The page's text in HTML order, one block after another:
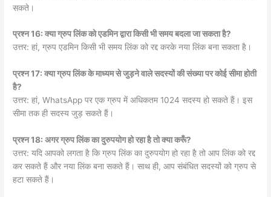
सकते।
प्रश्न 16: क्या ग्रुप लिंक को एडमिन द्वारा किसी भी समय बदला जा सकता है?
उत्तर: हां, ग्रुप एडमिन किसी भी समय लिंक को रद्द करके नया लिंक बना सकता है।
प्रश्न 17: क्या ग्रुप लिंक के माध्यम से जुड़ने वाले सदस्यों की संख्या पर कोई सीमा होती
है?
उत्तर: हां, WhatsApp पर एक ग्रुप में अधिकतम 1024 सदस्य हो सकते हैं। इस
सीमा तक ही सदस्य जुड़ सकते हैं।
प्रश्न 18: अगर ग्रुप लिंक का दुरुपयोग हो रहा है तो क्या करूँ?
उत्तर: यदि आपको लगता है कि ग्रुप लिंक का दुरुपयोग हो रहा है तो आप लिंक को रद्द
कर सकते हैं और नया लिंक बना सकते हैं। साथ ही, आप संबंधित सदस्यों को ग्रुप से
हटा सकते हैं।